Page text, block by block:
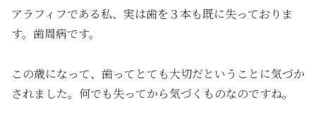
アラフィフである私、実は歯を３本も既に失っておりま
す。歯周病です。
この歳になって、歯ってとても大切だということに気づか
されました。何でも失ってから気づくものなのですね。